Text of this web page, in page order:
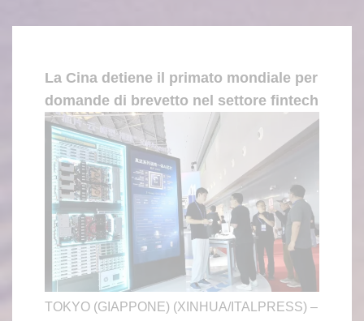
La Cina detiene il primato mondiale per
domande di brevetto nel settore fintech
TOKYO (GIAPPONE) (XINHUA/ITALPRESS) –